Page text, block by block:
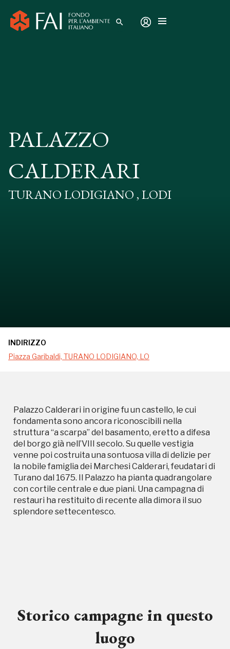
search
PALAZZO
CALDERARI
TURANO LODIGIANO , LODI
INDIRIZZO
Piazza Garibaldi, TURANO LODIGIANO, LO
Palazzo Calderari in origine fu un castello, le cui
fondamenta sono ancora riconoscibili nella
struttura “a scarpa” del basamento, eretto a difesa
del borgo già nell’VIII secolo. Su quelle vestigia
venne poi costruita una sontuosa villa di delizie per
la nobile famiglia dei Marchesi Calderari, feudatari di
Turano dal 1675. Il Palazzo ha pianta quadrangolare
con cortile centrale e due piani. Una campagna di
restauri ha restituito di recente alla dimora il suo
splendore settecentesco.
Storico campagne in questo
luogo